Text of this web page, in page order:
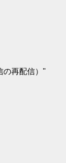
の再配信）"